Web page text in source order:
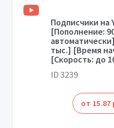
Подписчики на
[Пополнение:
тыс.] [Время
[Скорость: до
ID 3239
от 15.87